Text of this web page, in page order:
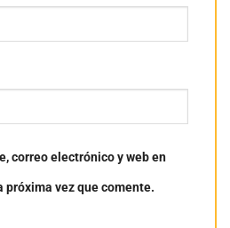
correo electrónico y web en
próxima vez que comente.